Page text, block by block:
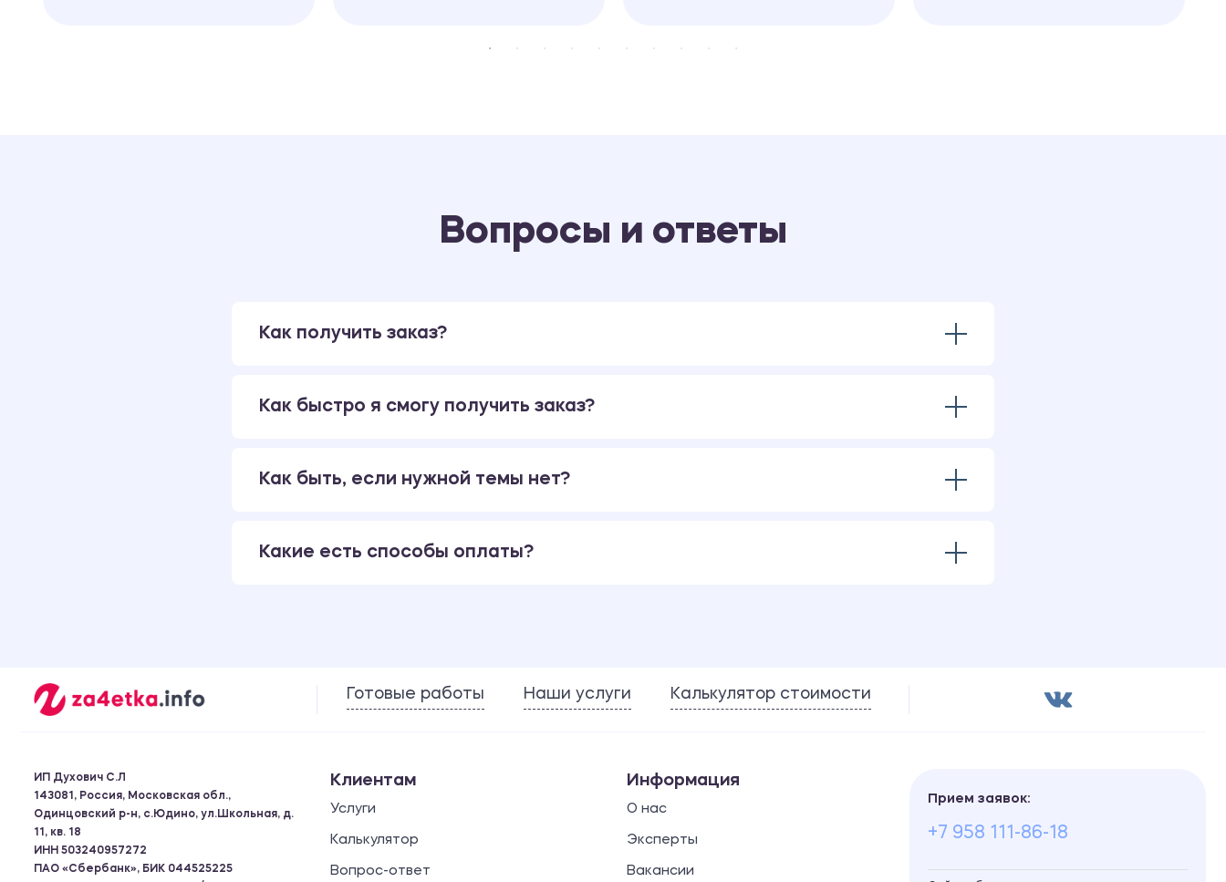
Вопросы и ответы
Как получить заказ?
Как быстро я смогу получить заказ?
Как быть, если нужной темы нет?
Какие есть способы оплаты?
Готовые работы Наши услуги Калькулятор стоимости
ИП Духович С.Л
143081, Россия, Московская обл.,
Одинцовский р-н, с.Юдино, ул.Школьная, д.
11, кв. 18
ИНН 503240957272
ПАО «Сбербанк», БИК 044525225
Клиентам
Услуги
Калькулятор
Вопрос-ответ
Информация
О нас
Эксперты
Вакансии
Прием заявок:
+7 958 111-86-18